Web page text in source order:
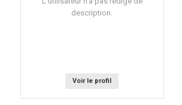
description.
Voir le profil